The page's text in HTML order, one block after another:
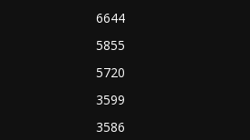
6644
5855
5720
3599
3586